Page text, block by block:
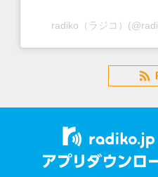
radiko（ラジコ）